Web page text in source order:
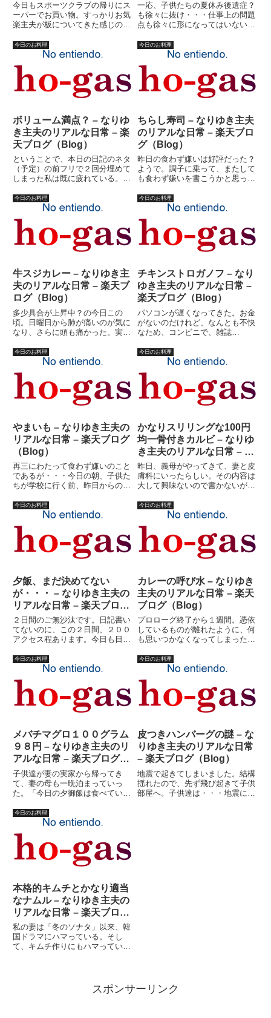
今日もスポーツクラブの帰りにス
ーパーでお買い物。すっかりお気
楽主夫が板についてきた感じの今
のレパートリーは少ない。魚は苦
手だ。高いし。魚コーナーで買え
るものはサンマ、サバ、いわしな
ど。ようするに、焼魚しか出来
な...
一応、子供たちの夏休み後遺症？
も徐々に抜け・・・仕事上の問題
点も徐々に形になってはいない
メージ出来るかも、という辺りま
ではなんとか。徐々に復活しつつ
あるということです。まさ
に・・・吉野家１日全国１００万
食限定復...
今日のお料理
ボリューム満点？ – なりゆ
き主夫のリアルな日常 – 楽
天ブログ（Blog）
ということで、本日の日記のネタ
（予定）の前フリで２回分埋めて
しまった私は既に疲れている。
いうことです、念のため）いや、
実は疲れているのは日記を書いた
せいではなかった。日記の前フリ
に熱中して、買い物行くの若干遅
れ...
今日のお料理
ちらし寿司 – なりゆき主夫
のリアルな日常 – 楽天ブロ
グ（Blog）
昨日の食わず嫌いは好評だった？
ようで。調子に乗って、またして
も食わず嫌いを書こうかと思って
られないものはそれほどはない。
ただ、好きではないものは結構あ
る。ま、どう考えたってそりゃ?
食べ物じゃないっていうもの、
（...
今日のお料理
牛スジカレー – なりゆき主
夫のリアルな日常 – 楽天ブ
ログ（Blog）
多少具合が上昇中？の今日この
頃。日曜日から肺が痛いのが気に
なり、さらに頭も痛かった。実
かった。何故なのか？それがいま
いちよくわからないので、結構不
安でもあったのだが。ちょっとよ
くなったような気がしたので、５
日ぶ...
今日のお料理
チキンストロガノフ – なり
ゆき主夫のリアルな日常 –
楽天ブログ（Blog）
パソコンが遅くなってきた。お金
がないのだけれど、なんとも不快
なため、コンビニで、雑誌
「旧型マシン延命術」を詠むため
だ。チップセット別に、延命方法
が書いてあるのだが、私のパソコ
ンのチップセットを確かめもせ
ず、雑...
今日のお料理
やまいも – なりゆき主夫の
リアルな日常 – 楽天ブログ
（Blog）
再三にわたって食わず嫌いのこと
であるが・・・今日の朝、子供た
ちが学校に行く前、昨日からの長
ないように必死で我慢していたの
である。内容は大したことではな
いが、宿題を誤魔化して遊ぼうと
した挙句、延々と宿題が終わら
ず...
今日のお料理
かなりスリリングな100円
均一骨付きカルビ – なりゆ
き主夫のリアルな日常 – 楽
天ブログ（Blog）
昨日、義母がやってきて、妻と皮
膚科にいったらしい。その内容は
大して興味ないので書かないが、
買って来た。それは、骨付きカル
ビ。１００円均一冷凍食品に入っ
ていたらしい。ラベルも何も貼っ
てない代物。７００グラムは入
っ...
今日のお料理
夕飯、まだ決めてない
が・・・ – なりゆき主夫の
リアルな日常 – 楽天ブログ
（Blog）
２日間のご無沙汰です。日記書い
てないのに、この２日間、２００
アクセス程あります。今日も日記
クセスあります。何故？もしかし
て・・・義母ネタで終わっていた
ので、アクシデント発生？既にや
られた？あるいは、これからや
ら...
今日のお料理
カレーの呼び水 – なりゆき
主夫のリアルな日常 – 楽天
ブログ（Blog）
プロローグ終了から１週間。憑依
しているものが離れたように、何
も思いつかなくなってしまった。
うことにしておこう・・・）今日
は妻と子供達はプールだ。時間が
あるといえば、ある。考えをまと
めることが不可能でもない、か
も...
今日のお料理
メバチマグロ１００グラム
９８円 – なりゆき主夫のリ
アルな日常 – 楽天ブログ
（Blog）
子供達が妻の実家から帰ってき
て、妻の母も一晩泊まっていっ
た。「今日の夕御飯は食べていき
ようかしら」と、いわれて、「帰
ったらどうですか？」とはいえな
い。「せっかくだから、食べてい
ってください、子供も喜びますか
ら」...
今日のお料理
皮つきハンバーグの謎 – な
りゆき主夫のリアルな日常
– 楽天ブログ（Blog）
地震で起きてしまいました。結構
揺れたので、先ず飛び起きて子供
部屋へ。子供達は・・・地震に気
今日のお料理
本格的キムチとかなり適当
なナムル – なりゆき主夫の
リアルな日常 – 楽天ブログ
（Blog）
私の妻は「冬のソナタ」以来、韓
国ドラマにハマっている。そし
て、キムチ作りにもハマってい
もあるだろうが、サッカー韓国代
表と日本代表の体格差を見れば、スポンサーリンク